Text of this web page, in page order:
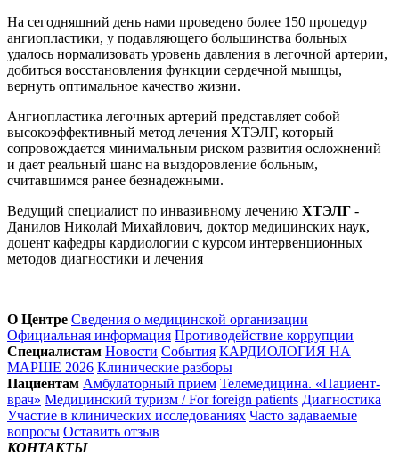
На сегодняшний день нами проведено более 150 процедур
ангиопластики, у подавляющего большинства больных
удалось нормализовать уровень давления в легочной артерии,
добиться восстановления функции сердечной мышцы,
вернуть оптимальное качество жизни.
Ангиопластика легочных артерий представляет собой
высокоэффективный метод лечения ХТЭЛГ, который
сопровождается минимальным риском развития осложнений
и дает реальный шанс на выздоровление больным,
считавшимся ранее безнадежными.
Ведущий специалист по инвазивному лечению ХТЭЛГ -
Данилов Николай Михайлович, доктор медицинских наук,
доцент кафедры кардиологии с курсом интервенционных
методов диагностики и лечения
О Центре Сведения о медицинской организации
Официальная информация Противодействие коррупции
Специалистам Новости События КАРДИОЛОГИЯ НА
МАРШЕ 2026 Клинические разборы
Пациентам Амбулаторный прием Телемедицина. «Пациент-
врач» Медицинский туризм / For foreign patients Диагностика
Участие в клинических исследованиях Часто задаваемые
вопросы Оставить отзыв
КОНТАКТЫ